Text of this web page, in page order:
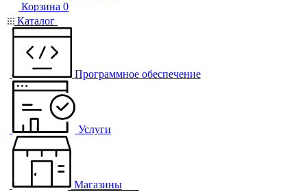
Корзина 0
Каталог
Программное обеспечение
Услуги
Магазины